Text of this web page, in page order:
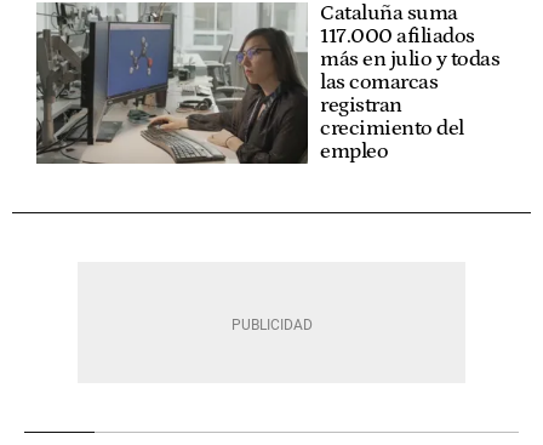
Cataluña suma
117.000 afiliados
más en julio y todas
las comarcas
registran
crecimiento del
empleo